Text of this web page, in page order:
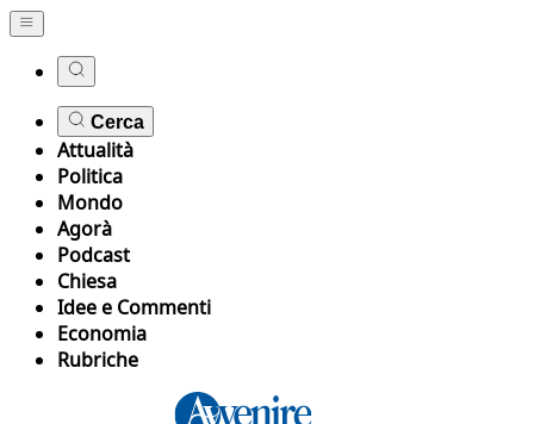
Cerca
Attualità
Politica
Mondo
Agorà
Podcast
Chiesa
Idee e Commenti
Economia
Rubriche